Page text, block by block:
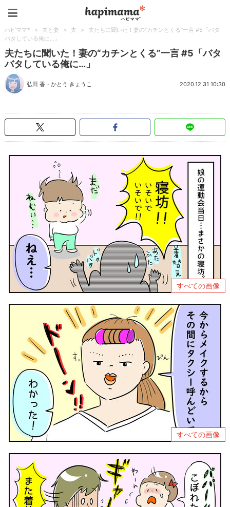
ハピママ* > 夫と妻 > 夫 >
夫たちに聞いた！妻の“カチンとくる”一言 #5「バタ
バタしている俺に…」
夫たちに聞いた！妻の“カチンとくる”一言 #5「バタ
バタしている俺に…」
弘田 香 ・かとう きょうこ 2020.12.31 10:30
すべての画像
すべての画像